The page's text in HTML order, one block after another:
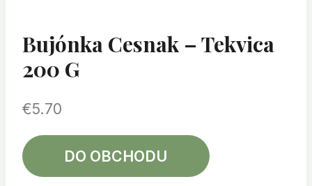
Bujónka Cesnak – Tekvica
200 G
€5.70
DO OBCHODU